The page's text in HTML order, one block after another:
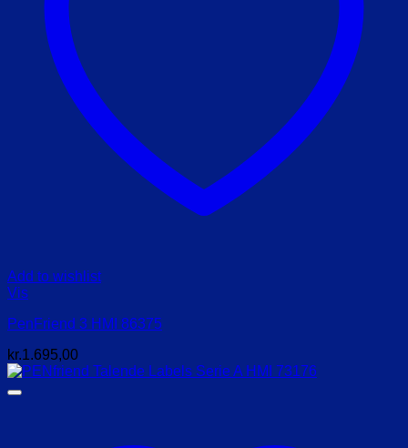
Add to wishlist
Vis
PenFriend 3 HMI 86375
kr.1.695,00